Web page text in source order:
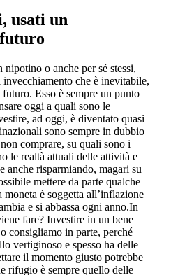
usati un
o anche per sé stessi,
invecchiamento che è inevitabile,
Esso è sempre un punto
oggi a quali sono le
ad oggi, è diventato quasi
sono sempre in dubbio
comprare, su quali sono i
le realtà attuali delle attività e
anche risparmiando, magari su
mettere da parte qualche
è soggetta all’inflazione
e si abbassa ogni anno.In
fare? Investire in un bene
consigliamo in parte, perché
vertiginoso e spesso ha delle
il momento giusto potrebbe
rifugio è sempre quello delle